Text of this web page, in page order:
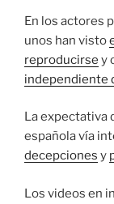
En los actores
unos han visto
reproducirse y
independiente
La expectativa
española vía
decepciones y
Los videos en